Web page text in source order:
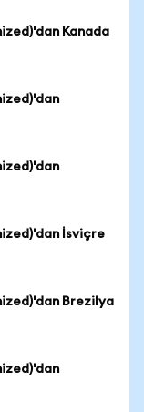
Kanada
İsviçre
Brezilya